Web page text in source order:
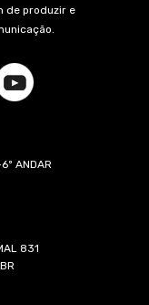
de produzir e
ANDAR
831